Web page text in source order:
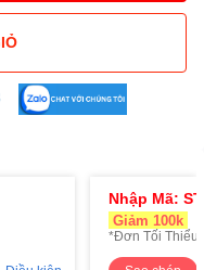
Nhập Mã:
Giảm 100k
*Đơn Tối Thiểu